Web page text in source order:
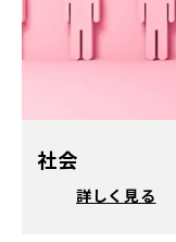
社会
詳しく見る